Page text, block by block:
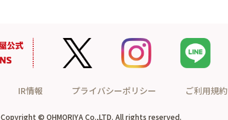
IR情報 プライバシーポリシー ご利用規約
Copyright © OHMORIYA Co.,LTD. All rights reserved.